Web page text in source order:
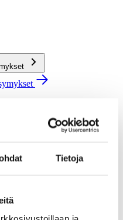
Tietoja
-verkkopalvelu